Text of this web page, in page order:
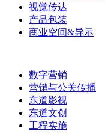
视觉传达
产品包装
商业空间&导示
数字营销
营销与公关传播
东道影视
东道文创
工程实施